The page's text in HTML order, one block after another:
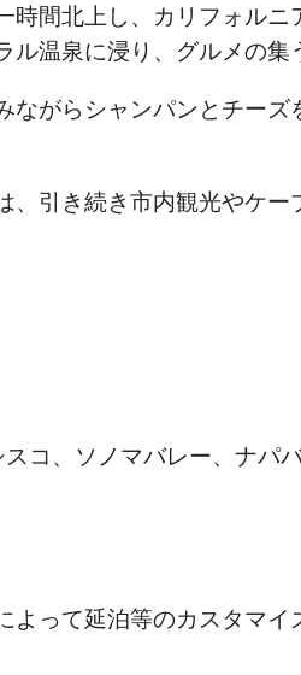
時間北上し、カリフォル
ル温泉に浸り、グルメの
ながらシャンパンとチー
引き続き市内観光やケ
コ、ソノマバレー、ナパ
よって延泊等のカスタマ